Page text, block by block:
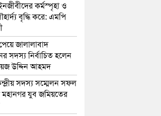
কর্মস্পৃহা ও
বৃদ্ধি করে: এমপি
জালালাবাদ
সদস্য নির্বাচিত হলেন
উদ্দিন আহমদ
সদস্য সম্মেলন সফল
যুব জমিয়তের